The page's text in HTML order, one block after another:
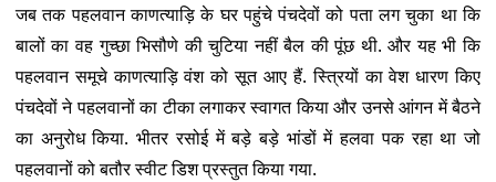
जब तक पहलवान काणत्याड़ि के घर पहुंचे पंचदेवों को पता लग चुका था कि
बालों का वह गुच्छा भिसौणे की चुटिया नहीं बैल की पूंछ थी. और यह भी कि
पहलवान समूचे काणत्याड़ि वंश को सूत आए हैं. स्त्रियों का वेश धारण किए
पंचदेवों ने पहलवानों का टीका लगाकर स्वागत किया और उनसे आंगन में बैठने
का अनुरोध किया. भीतर रसोई में बड़े बड़े भांडों में हलवा पक रहा था जो
पहलवानों को बतौर स्वीट डिश प्रस्तुत किया गया.